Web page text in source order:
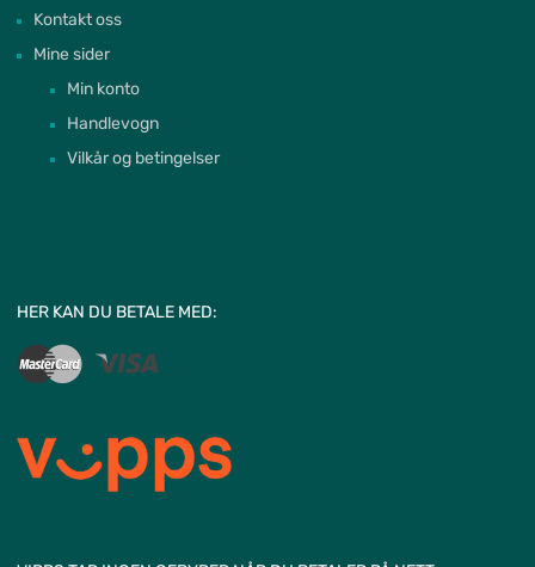
Kontakt oss
Mine sider
Min konto
Handlevogn
Vilkår og betingelser
HER KAN DU BETALE MED: